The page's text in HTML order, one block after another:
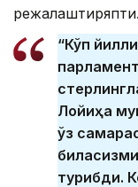
режалаштиряпти.
“Кўп
Лойиҳа
ўз
турибди.